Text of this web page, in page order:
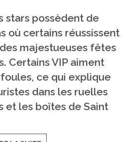
stars possèdent de
où certains réussissent
majestueuses fêtes
Certains VIP aiment
ce qui explique
dans les ruelles
et les boîtes de Saint